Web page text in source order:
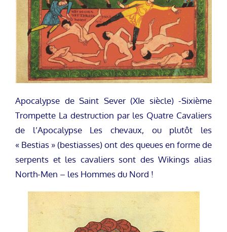
Apocalypse de Saint Sever (XIe siècle) -Sixième
Trompette La destruction par les Quatre Cavaliers
de l’Apocalypse Les chevaux, ou plutôt les
« Bestias » (bestiasses) ont des queues en forme de
serpents et les cavaliers sont des Wikings alias
North-Men – les Hommes du Nord !